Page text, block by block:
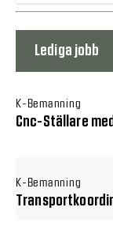
Lediga jobb
K-Bemanning
Cnc-Ställare
K-Bemanning